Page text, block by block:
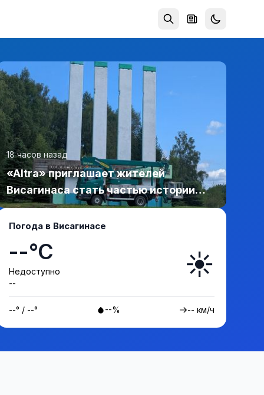
18 часов назад
«Altra» приглашает жителей
Висагинаса стать частью истории
обновлённой стелы
Погода в Висагинасе
--°C
Недоступно
--
☀️
--° / --° --% -- км/ч